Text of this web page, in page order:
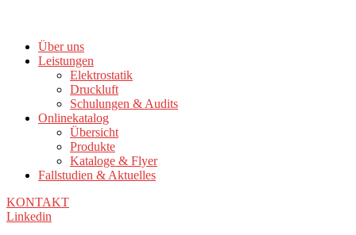
Über uns
Leistungen
Elektrostatik
Druckluft
Schulungen & Audits
Onlinekatalog
Übersicht
Produkte
Kataloge & Flyer
Fallstudien & Aktuelles
KONTAKT
Linkedin